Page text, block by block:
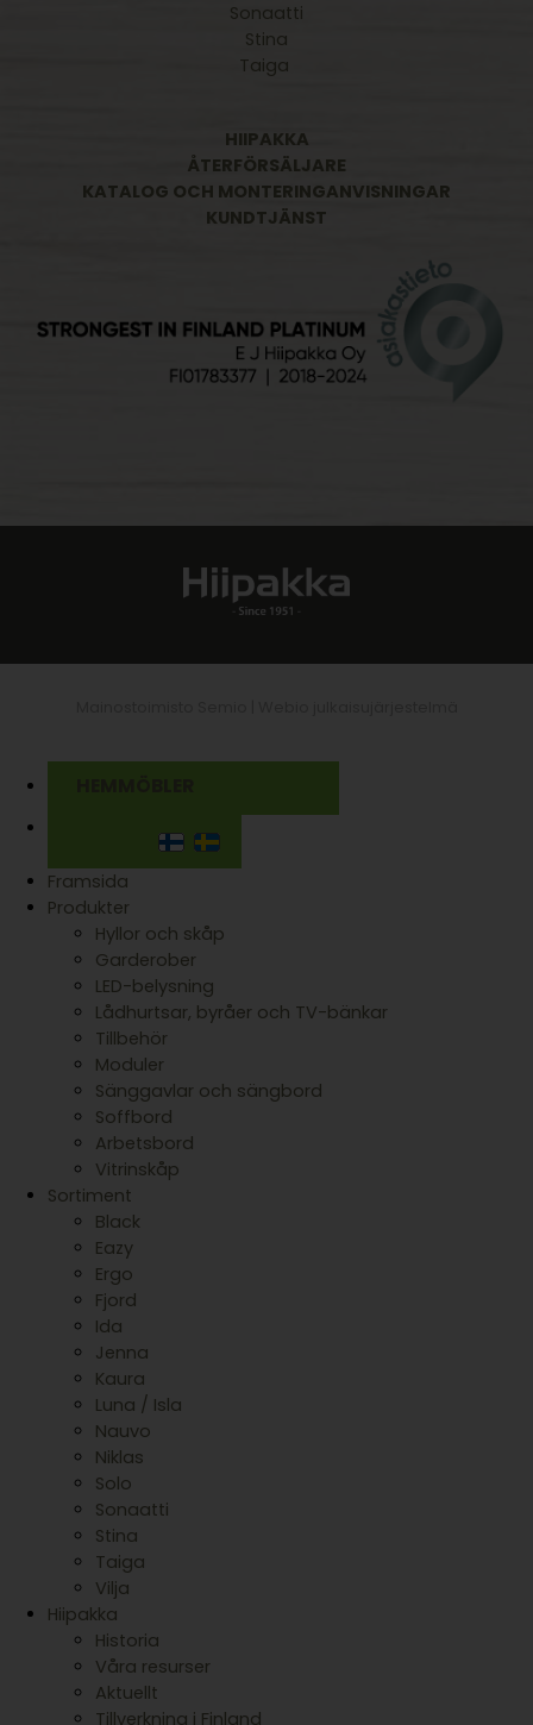
Sonaatti
Stina
Taiga
HIIPAKKA
ÅTERFÖRSÄLJARE
KATALOG OCH MONTERINGANVISNINGAR
KUNDTJÄNST
Framsida
Produkter
Hyllor och skåp
Garderober
LED-belysning
Lådhurtsar, byråer och TV-bänkar
Tillbehör
Moduler
Sänggavlar och sängbord
Soffbord
Arbetsbord
Vitrinskåp
Sortiment
Black
Eazy
Ergo
Fjord
Ida
Jenna
Kaura
Luna / Isla
Nauvo
Niklas
Solo
Sonaatti
Stina
Taiga
Vilja
Hiipakka
Historia
Våra resurser
Aktuellt
Tillverkning i Finland